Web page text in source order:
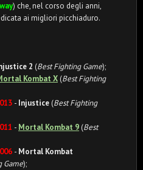
) che, nel corso degli anni,
ai migliori picchiaduro.
2 (Best Fighting Game);
Kombat X (Best Fighting
- Injustice (Best Fighting
- Mortal Kombat 9 (Best
- Mortal Kombat
Game);